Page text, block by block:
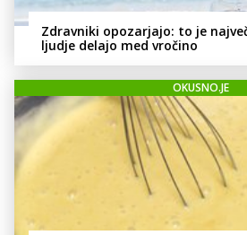
Zdravniki opozarjajo: to je
ljudje delajo med vročino
OKUSNO.JE